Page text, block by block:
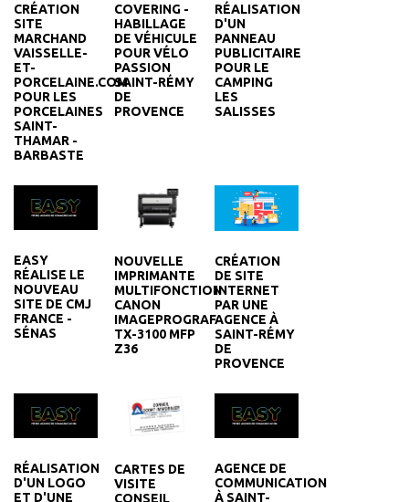
CRÉATION
SITE
MARCHAND
VAISSELLE-
ET-
PORCELAINE.COM
POUR LES
PORCELAINES
SAINT-
THAMAR -
BARBASTE
COVERING -
HABILLAGE
DE VÉHICULE
POUR VÉLO
PASSION
SAINT-RÉMY
DE
PROVENCE
RÉALISATION
D'UN
PANNEAU
PUBLICITAIRE
POUR LE
CAMPING
LES
SALISSES
EASY
RÉALISE LE
NOUVEAU
SITE DE CMJ
FRANCE -
SÉNAS
NOUVELLE
IMPRIMANTE
MULTIFONCTION
CANON
IMAGEPROGRAF
TX-3100 MFP
Z36
CRÉATION
DE SITE
INTERNET
PAR UNE
AGENCE À
SAINT-RÉMY
DE
PROVENCE
RÉALISATION
D'UN LOGO
ET D'UNE
CARTES DE
VISITE
CONSEIL
AGENCE DE
COMMUNICATION
À SAINT-